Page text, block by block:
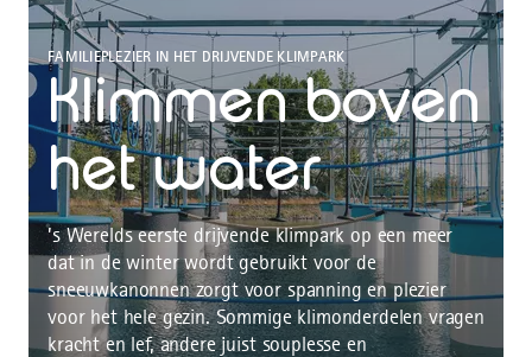
FAMILIEPLEZIER IN HET DRIJVENDE KLIMPARK
Klimmen boven
het water
’s Werelds eerste drijvende klimpark op een meer
dat in de winter wordt gebruikt voor de
sneeuwkanonnen zorgt voor spanning en plezier
voor het hele gezin. Sommige klimonderdelen vragen
kracht en lef, andere juist souplesse en